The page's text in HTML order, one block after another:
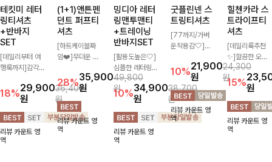
테킷미 레터
링티셔츠
+반바지
SET
[데일리부터 여
행룩까지]감각
셔츠와 플레어
핏 반바지가 함
께 구성된 세트
아이템으로, 편
안하면서도 캐주
얼한 꾸안꾸룩을
18%29,900
원
36,400
원
리뷰 카운트 영
역
(1+1)앤튼펜
던트 퍼프티
셔츠
[하트케이블짜
임❤️]무더운 여
낭만같은 티셔츠
소재감에서 주는
포인트와 금장으
로 고급스러움도
놓치지 말아요♥
28%35,900
원
49,800
원
리뷰 카운트 영
역
밍디아 레터
링맨투맨티
+트레이닝
반바지SET
[활용도높은🤍]
심플한 레터링
포인트의 반팔
티셔츠와 여유롭
게 떨어지는 반
바지 조합으로
꾸안꾸 무드 제
대로 살려주는
트레이닝 세트
10%34,900
원
38,700
원
리뷰 카운트 영
역
굿플린넨 스
트링티셔츠
[77까지/가벼
운착용감🤍]린
럴한 플라워 프
린팅이 포인트가
되어 하나만으로
도 감성 있는 스
타일을 완성해드
리는 티셔츠-🌼
10%21,900
원
24,300
원
리뷰 카운트 영
역
힐첸카라 스
트라이프티
셔츠
[데일리룩추천
✨]깔끔한 오픈
카라넥과 조화로
운 배색이 들어
간 스트라이프
패턴으로 단정하
고 캐주얼한 무
드를 선사하는
반팔 티셔츠에
15%원
리뷰 카운트 영
역